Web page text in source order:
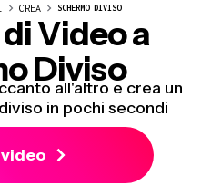
CREA SCHERMO DIVISO
Video a
Diviso
all'altro e crea un
in pochi secondi